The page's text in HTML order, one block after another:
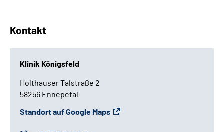
Kontakt
Klinik Königsfeld
Holthauser Talstraße 2
58256 Ennepetal
Standort auf Google Maps